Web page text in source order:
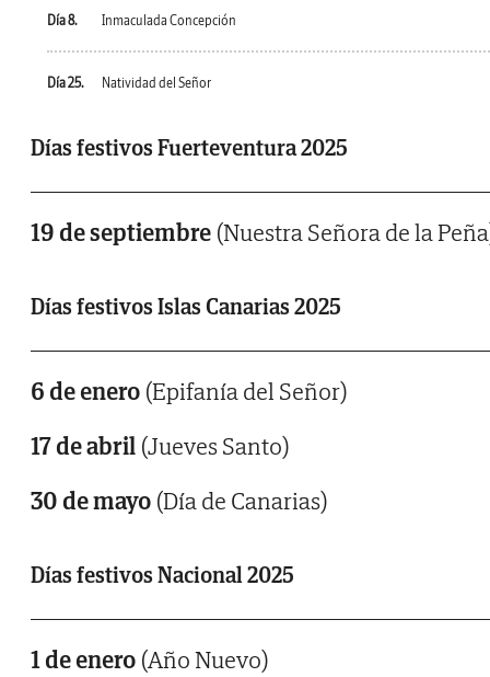
Día 8. Inmaculada Concepción
Día 25. Natividad del Señor
Días festivos Fuerteventura 2025
19 de septiembre (Nuestra Señora de la
Días festivos Islas Canarias 2025
6 de enero (Epifanía del Señor)
17 de abril (Jueves Santo)
30 de mayo (Día de Canarias)
Días festivos Nacional 2025
1 de enero (Año Nuevo)